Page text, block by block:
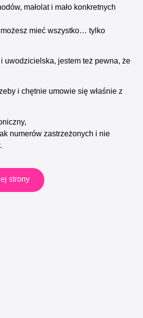
małolat i mało konkretnych
mieć wszystko… tylko
uwodzicielska, jestem też pewna, że
i chętnie umowie się właśnie z
numerów zastrzeżonych i nie
strony